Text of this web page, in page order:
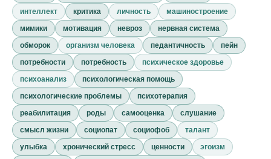
интеллект
критика личность
машиностроение
мимики
мотивация невроз
нервная система
обморок
организм человека педантичность
пейн
потребности
потребность
психическое здоровье
психоанализ
психологическая помощь
психологические проблемы
психотерапия
реабилитация
роды самооценка
слушание
смысл жизни
социопат социофоб
талант
улыбка
хронический стресс ценности
эгоизм